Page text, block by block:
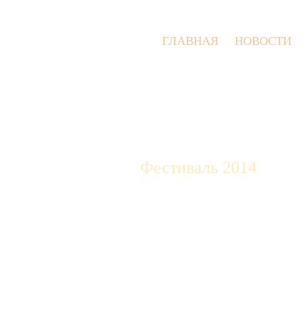
ГЛАВНАЯ НОВОСТИ
Фестиваль 2014